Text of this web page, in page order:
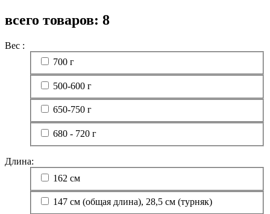
всего товаров: 8
Вес :
700 г
500-600 г
650-750 г
680 - 720 г
Длина:
162 см
147 см (общая длина), 28,5 см (турняк)